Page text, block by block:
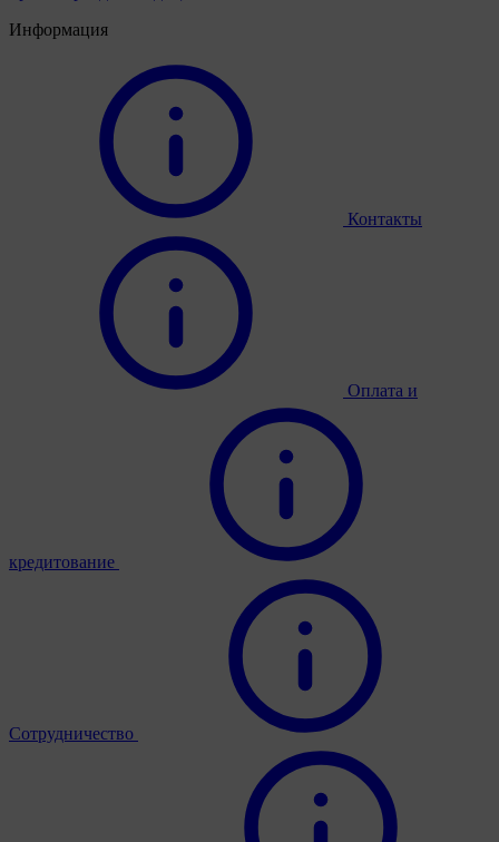
Информация
Контакты
Оплата и
кредитование
Сотрудничество